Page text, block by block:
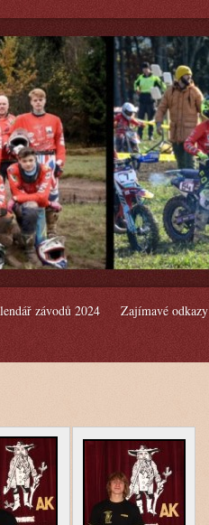
závodů 2024
Zajímavé odkazy